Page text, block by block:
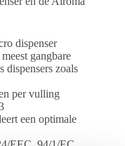
dispenser
gangbare
dispensers zoals
per vulling
een optimale